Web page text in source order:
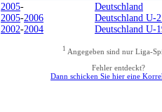
2005-
2005-2006
2002-2004
Deutschland
Deutschland U-
Deutschland U-
1 Angegeben sind nur Liga-
Fehler entdeckt?
Dann schicken Sie hier eine